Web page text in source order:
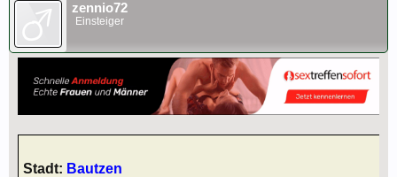
zennio72
Einsteiger
Stadt: Bautzen